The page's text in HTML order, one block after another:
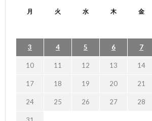
月 火 水 木 金
3 4 5 6 7
10 11 12 13 14
17 18 19 20 21
24 25 26 27 28